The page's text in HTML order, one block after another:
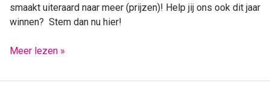
smaakt uiteraard naar meer (prijzen)! Help jij ons ook dit jaar
winnen? Stem dan nu hier!
Meer lezen »